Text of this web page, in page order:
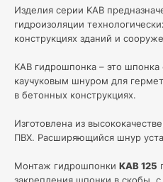
Изделия серии KАB
гидроизоляции
конструкциях зданий и
KAB гидрошпонка – это
каучуковым шнуром для
в бетонных конструкциях.
Изготовлена из
ПВХ. Расширяющийся шнур
Монтаж гидрошпонки KAB 125